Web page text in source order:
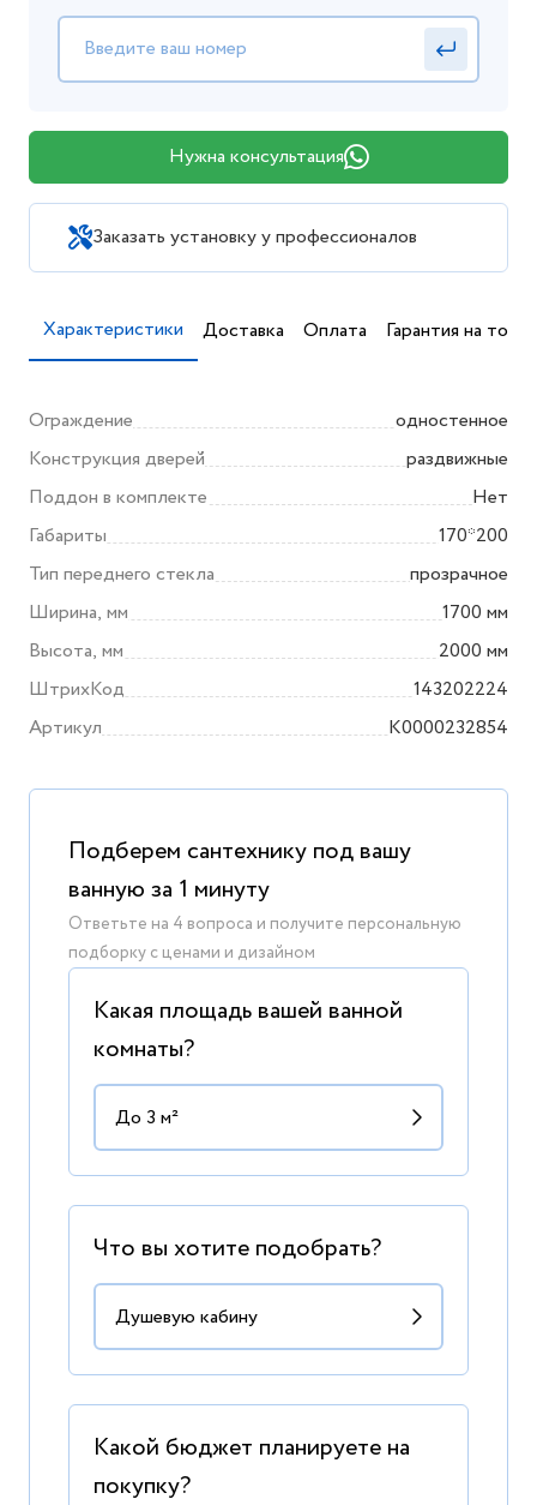
Нужна консультация
Заказать установку у профессионалов
Характеристики Доставка Оплата Гарантия на товар
Ограждение
одностенное
Конструкция дверей
раздвижные
Поддон в комплекте
Нет
Габариты
170*200
Тип переднего стекла
прозрачное
Ширина, мм
1700 мм
Высота, мм
2000 мм
ШтрихКод
143202224
Артикул
K0000232854
Подберем сантехнику под вашу
ванную за 1 минуту
Ответьте на 4 вопроса и получите персональную
подборку с ценами и дизайном
Какая площадь вашей ванной
комнаты?
Что вы хотите подобрать?
Какой бюджет планируете на
покупку?